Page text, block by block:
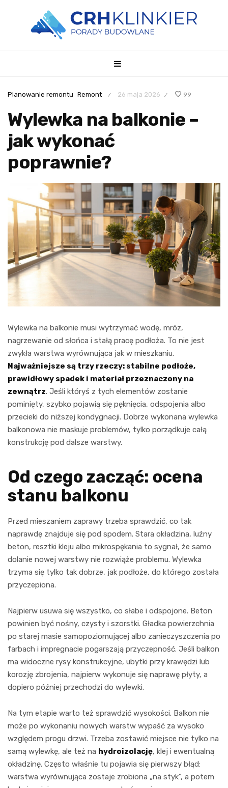
Planowanie remontu Remont / 26 maja 2026 / 99
Wylewka na balkonie –
jak wykonać
poprawnie?
Wylewka na balkonie musi wytrzymać wodę, mróz,
nagrzewanie od słońca i stałą pracę podłoża. To nie jest
zwykła warstwa wyrównująca jak w mieszkaniu.
Najważniejsze są trzy rzeczy: stabilne podłoże,
prawidłowy spadek i materiał przeznaczony na
zewnątrz. Jeśli któryś z tych elementów zostanie
pominięty, szybko pojawią się pęknięcia, odspojenia albo
przecieki do niższej kondygnacji. Dobrze wykonana wylewka
balkonowa nie maskuje problemów, tylko porządkuje całą
konstrukcję pod dalsze warstwy.
Od czego zacząć: ocena
stanu balkonu
Przed mieszaniem zaprawy trzeba sprawdzić, co tak
naprawdę znajduje się pod spodem. Stara okładzina, luźny
beton, resztki kleju albo mikrospękania to sygnał, że samo
dolanie nowej warstwy nie rozwiąże problemu. Wylewka
trzyma się tylko tak dobrze, jak podłoże, do którego została
przyczepiona.
Najpierw usuwa się wszystko, co słabe i odspojone. Beton
powinien być nośny, czysty i szorstki. Gładka powierzchnia
po starej masie samopoziomującej albo zanieczyszczenia po
farbach i impregnacie pogarszają przyczepność. Jeśli balkon
ma widoczne rysy konstrukcyjne, ubytki przy krawędzi lub
korozję zbrojenia, najpierw wykonuje się naprawę płyty, a
dopiero później przechodzi do wylewki.
Na tym etapie warto też sprawdzić wysokości. Balkon nie
może po wykonaniu nowych warstw wypaść za wysoko
względem progu drzwi. Trzeba zostawić miejsce nie tylko na
samą wylewkę, ale też na hydroizolację, klej i ewentualną
okładzinę. Często właśnie tu pojawia się pierwszy błąd:
warstwa wyrównująca zostaje zrobiona „na styk”, a potem